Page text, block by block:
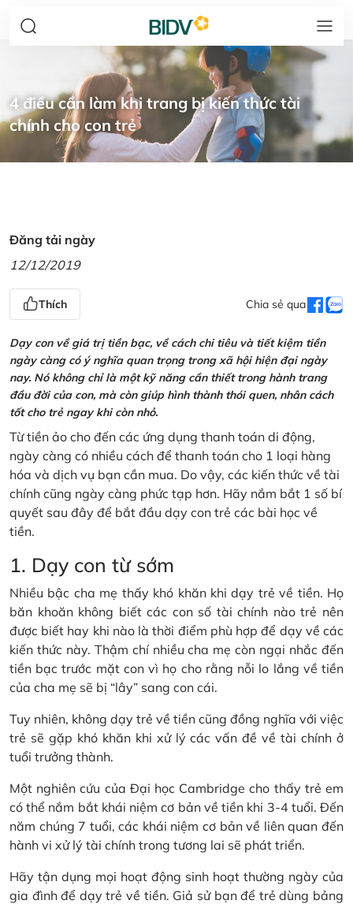
4 điều cần làm khi trang bị kiến thức tài
chính cho con trẻ
Đăng tải ngày
12/12/2019
Thích Chia sẻ qua
Dạy con về giá trị tiền bạc, về cách chi tiêu và tiết kiệm tiền
ngày càng có ý nghĩa quan trọng trong xã hội hiện đại ngày
nay. Nó không chỉ là một kỹ năng cần thiết trong hành trang
đầu đời của con, mà còn giúp hình thành thói quen, nhân cách
tốt cho trẻ ngay khi còn nhỏ.
Từ tiền ảo cho đến các ứng dụng thanh toán di động,
ngày càng có nhiều cách để thanh toán cho 1 loại hàng
hóa và dịch vụ bạn cần mua. Do vậy, các kiến thức về tài
chính cũng ngày càng phức tạp hơn. Hãy nắm bắt 1 số bí
quyết sau đây để bắt đầu dạy con trẻ các bài học về
tiền.
1. Dạy con từ sớm
Nhiều bậc cha mẹ thấy khó khăn khi dạy trẻ về tiền. Họ
băn khoăn không biết các con số tài chính nào trẻ nên
được biết hay khi nào là thời điểm phù hợp để dạy về các
kiến thức này. Thậm chí nhiều cha mẹ còn ngại nhắc đến
tiền bạc trước mặt con vì họ cho rằng nỗi lo lắng về tiền
của cha mẹ sẽ bị “lây” sang con cái.
Tuy nhiên, không dạy trẻ về tiền cũng đồng nghĩa với việc
trẻ sẽ gặp khó khăn khi xử lý các vấn đề về tài chính ở
tuổi trưởng thành.
Một nghiên cứu của Đại học Cambridge cho thấy trẻ em
có thể nắm bắt khái niệm cơ bản về tiền khi 3-4 tuổi. Đến
năm chúng 7 tuổi, các khái niệm cơ bản về liên quan đến
hành vi xử lý tài chính trong tương lai sẽ phát triển.
Hãy tận dụng mọi hoạt động sinh hoạt thường ngày của
gia đình để dạy trẻ về tiền. Giả sử bạn để trẻ dùng bảng